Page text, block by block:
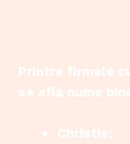
Printre firmele
se afla nume
Christie;